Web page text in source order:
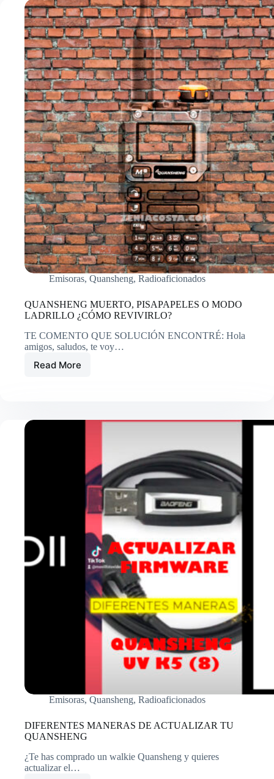
el
evento
del
75
aniversario
de
la
URE.
Emisoras, Quansheng, Radioaficionados
QUANSHENG MUERTO, PISAPAPELES O MODO
LADRILLO ¿CÓMO REVIVIRLO?
TE COMENTO QUE SOLUCIÓN ENCONTRÉ: Hola
amigos, saludos, te voy…
Read MoreQUANSHENG
Emisoras, Quansheng, Radioaficionados
DIFERENTES MANERAS DE ACTUALIZAR TU
QUANSHENG
¿Te has comprado un walkie Quansheng y quieres
actualizar el…